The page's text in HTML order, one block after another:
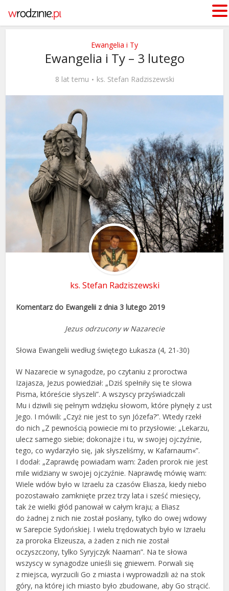
Ewangelia i Ty
Ewangelia i Ty – 3 lutego
8 lat temu ks. Stefan Radziszewski
ks. Stefan Radziszewski
Komentarz do Ewangelii z dnia 3 lutego 2019
Jezus odrzucony w Nazarecie
Słowa Ewangelii według świętego Łukasza (4, 21-30)
W Nazarecie w synagodze, po czytaniu z proroctwa
Izajasza, Jezus powiedział: „Dziś spełniły się te słowa
Pisma, któreście słyszeli”. A wszyscy przyświadczali
Mu i dziwili się pełnym wdzięku słowom, które płynęły z ust
Jego. I mówili: „Czyż nie jest to syn Józefa?”. Wtedy rzekł
do nich „Z pewnością powiecie mi to przysłowie: „Lekarzu,
ulecz samego siebie; dokonajże i tu, w swojej ojczyźnie,
tego, co wydarzyło się, jak słyszeliśmy, w Kafarnaum«”.
I dodał: „Zaprawdę powiadam wam: Żaden prorok nie jest
mile widziany w swojej ojczyźnie. Naprawdę mówię wam:
Wiele wdów było w Izraelu za czasów Eliasza, kiedy niebo
pozostawało zamknięte przez trzy lata i sześć miesięcy,
tak że wielki głód panował w całym kraju; a Eliasz
do żadnej z nich nie został posłany, tylko do owej wdowy
w Sarepcie Sydońskiej. I wielu trędowatych było w Izraelu
za proroka Elizeusza, a żaden z nich nie został
oczyszczony, tylko Syryjczyk Naaman”. Na te słowa
wszyscy w synagodze unieśli się gniewem. Porwali się
z miejsca, wyrzucili Go z miasta i wyprowadzili aż na stok
góry, na której ich miasto było zbudowane, aby Go strącić.